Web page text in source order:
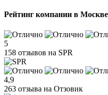
Рейтинг компании в Москве
5
158 отзывов на SPR
4,9
263 отзыва на Отзовик